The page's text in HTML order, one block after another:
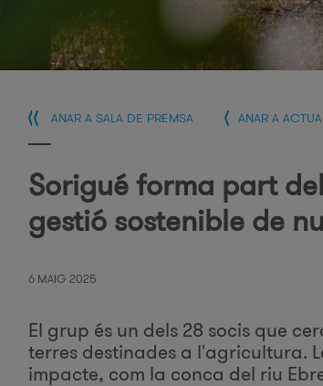
ANAR A SALA DE PREMSA ANAR A
Sorigué forma part
gestió sostenible de
6 MAIG 2025
El grup és un dels 28 socis que
terres destinades a l'agricultura.
impacte, com la conca del riu